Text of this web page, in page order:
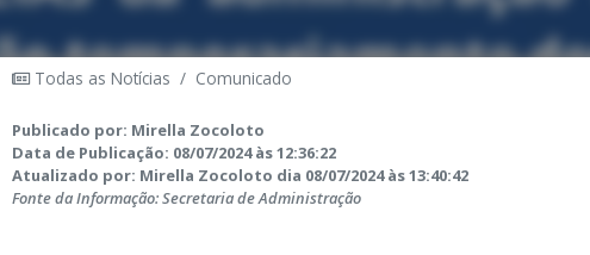
Todas as Notícias / Comunicado
Publicado por: Mirella Zocoloto
Data de Publicação: 08/07/2024 às 12:36:22
Atualizado por: Mirella Zocoloto dia 08/07/2024 às 13:40:42
Fonte da Informação: Secretaria de Administração